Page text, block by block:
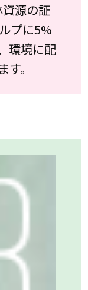
源の証
プに5%
環境に配
。